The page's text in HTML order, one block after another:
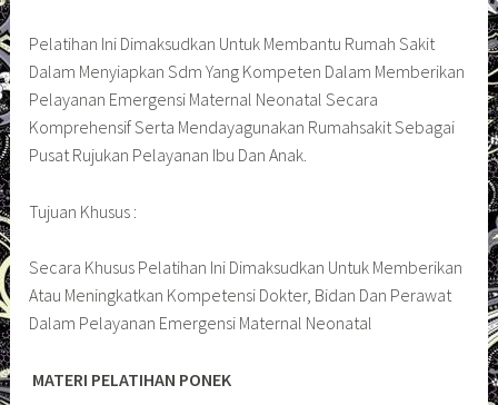
Pelatihan Ini Dimaksudkan Untuk Membantu Rumah Sakit
Dalam Menyiapkan Sdm Yang Kompeten Dalam Memberikan
Pelayanan Emergensi Maternal Neonatal Secara
Komprehensif Serta Mendayagunakan Rumahsakit Sebagai
Pusat Rujukan Pelayanan Ibu Dan Anak.
Tujuan Khusus :
Secara Khusus Pelatihan Ini Dimaksudkan Untuk Memberikan
Atau Meningkatkan Kompetensi Dokter, Bidan Dan Perawat
Dalam Pelayanan Emergensi Maternal Neonatal
MATERI PELATIHAN PONEK